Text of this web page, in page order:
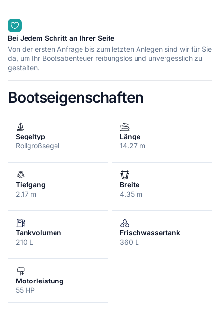
Bei Jedem Schritt an Ihrer Seite
Von der ersten Anfrage bis zum letzten Anlegen sind wir für Sie
da, um Ihr Bootsabenteuer reibungslos und unvergesslich zu
gestalten.
Bootseigenschaften
Segeltyp
Rollgroßsegel
Länge
14.27 m
Tiefgang
2.17 m
Breite
4.35 m
Tankvolumen
210 L
Frischwassertank
360 L
Motorleistung
55 HP